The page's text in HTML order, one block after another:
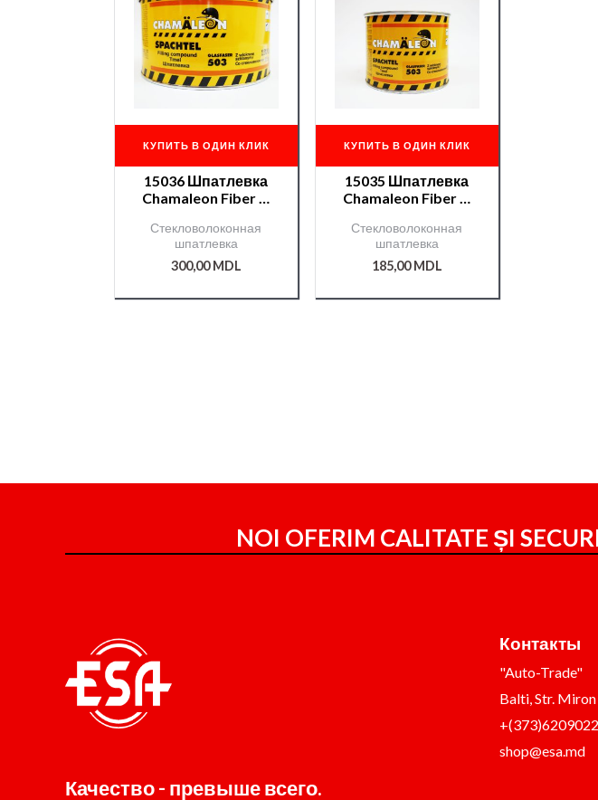
КУПИТЬ В ОДИН КЛИК
15036 Шпатлевка
Chamaleon Fiber —
Стекловолоконная
шпатлевка
300,00MDL
КУПИТЬ В ОДИН КЛИК
15035 Шпатлевка
Chamaleon Fiber —
Стекловолоконная
шпатлевка
185,00MDL
NOI OFERIM CALITATE ȘI
Качество - превыше всего.
Контакты
"Auto-Trade"
Balti, Str.
shop@esa.md